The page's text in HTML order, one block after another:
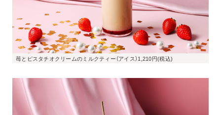
苺とピスタチオクリームのミルクティー（アイス）1,210円(税込)